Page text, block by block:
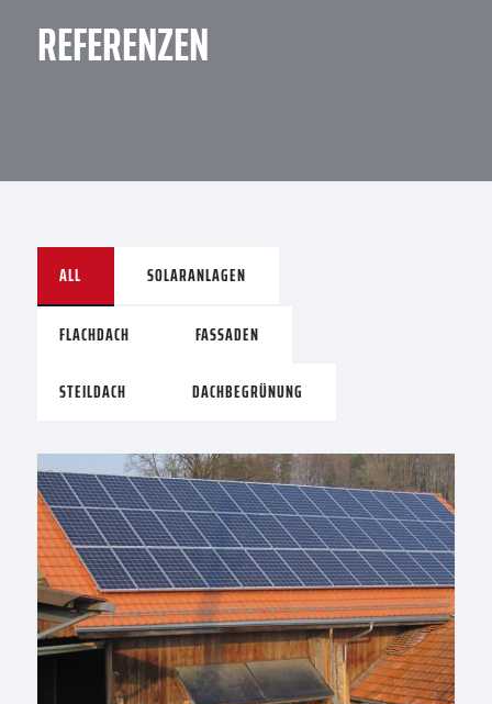
REFERENZEN
ALL SOLARANLAGEN
FLACHDACH FASSADEN
STEILDACH DACHBEGRÜNUNG